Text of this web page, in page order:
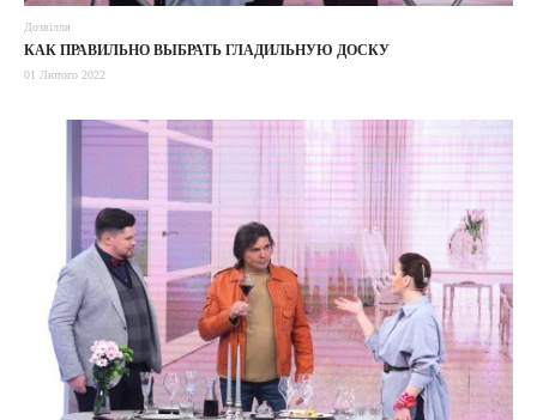
Дозвілля
КАК ПРАВИЛЬНО ВЫБРАТЬ ГЛАДИЛЬНУЮ ДОСКУ
01 Лютого 2022